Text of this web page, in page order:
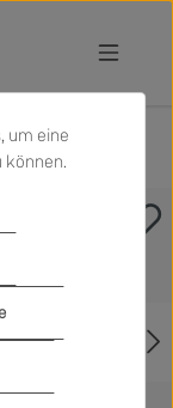
um eine
können.